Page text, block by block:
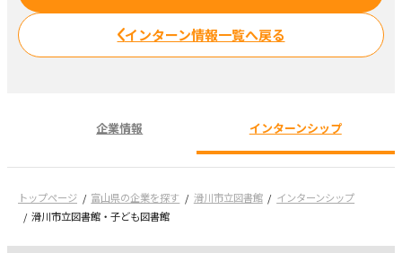
インターン情報一覧へ戻る
企業情報 インターンシップ
トップページ 富山県の企業を探す 滑川市立図書館
インターンシップ
滑川市立図書館・子ども図書館